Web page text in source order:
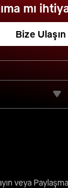
mı
Bize Ulaşın
DILI SEÇIN:
veya